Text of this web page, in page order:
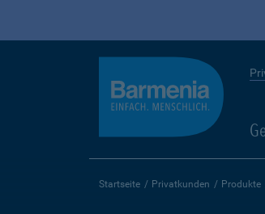
Startseite Privatkunden Produkte